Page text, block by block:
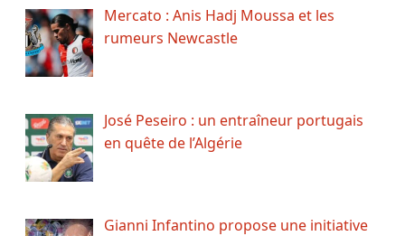
Mercato : Anis Hadj Moussa et les
rumeurs Newcastle
José Peseiro : un entraîneur portugais
en quête de l’Algérie
Gianni Infantino propose une initiative